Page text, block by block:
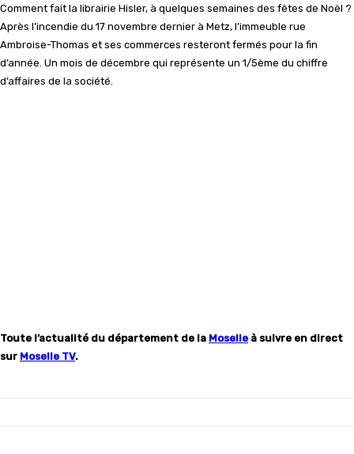
Comment fait la librairie Hisler, à quelques semaines des fêtes de Noël ?
Après l’incendie du 17 novembre dernier à Metz, l’immeuble rue
Ambroise-Thomas et ses commerces resteront fermés pour la fin
d’année. Un mois de décembre qui représente un 1/5ème du chiffre
d’affaires de la société.
Toute l’actualité du département de la Moselle à suivre en direct
sur Moselle TV.